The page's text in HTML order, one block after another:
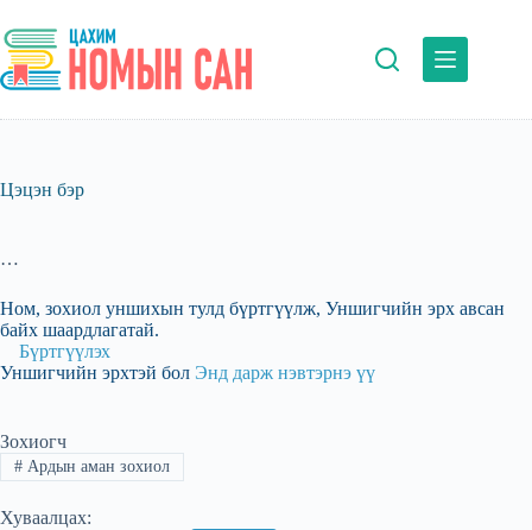
to
content
Цэцэн бэр
…
Ном, зохиол уншихын тулд бүртгүүлж, Уншигчийн эрх авсан
байх шаардлагатай.
Бүртгүүлэх
Уншигчийн эрхтэй бол Энд дарж нэвтэрнэ үү
Зохиогч
#Ардын аман зохиол
Хуваалцах: